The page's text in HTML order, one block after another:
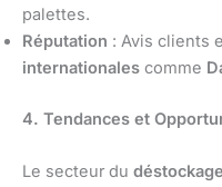
palettes.
Réputation : Avis clients
internationales comme
4. Tendances et
Le secteur du